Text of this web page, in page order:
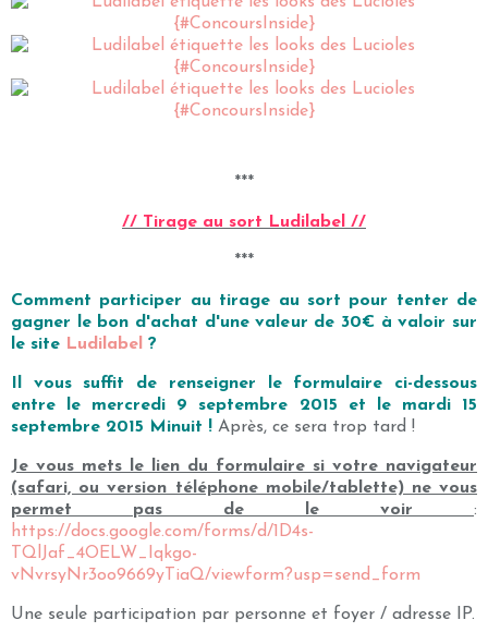
***
// Tirage au sort Ludilabel //
***
Comment participer au tirage au sort pour tenter de
gagner le bon d'achat d'une valeur de 30€à valoir sur
le site Ludilabel ?
Il vous suffit de renseigner le formulaire ci-dessous
entre le mercredi 9 septembre 2015 et le mardi 15
septembre 2015 Minuit ! Après, ce sera trop tard !
Je vous mets le lien du formulaire si votre navigateur
(safari, ou version téléphone mobile/tablette) ne vous
permet pas de le voir :
https://docs.google.com/forms/d/1D4s-
TQlJaf_4OELW_Iqkgo-
vNvrsyNr3oo9669yTiaQ/viewform?usp=send_form
Une seule participation par personne et foyer / adresse IP.